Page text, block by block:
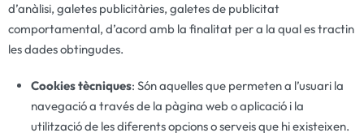
d’anàlisi, galetes publicitàries, galetes de publicitat
comportamental, d’acord amb la finalitat per a la qual es tractin
les dades obtingudes.
Cookies tècniques: Són aquelles que permeten a l’usuari la
navegació a través de la pàgina web o aplicació i la
utilització de les diferents opcions o serveis que hi existeixen.